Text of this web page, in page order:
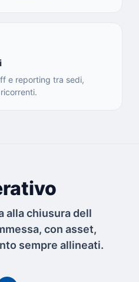
e reporting tra sedi,
alla chiusura dell
con asset,
sempre allineati.